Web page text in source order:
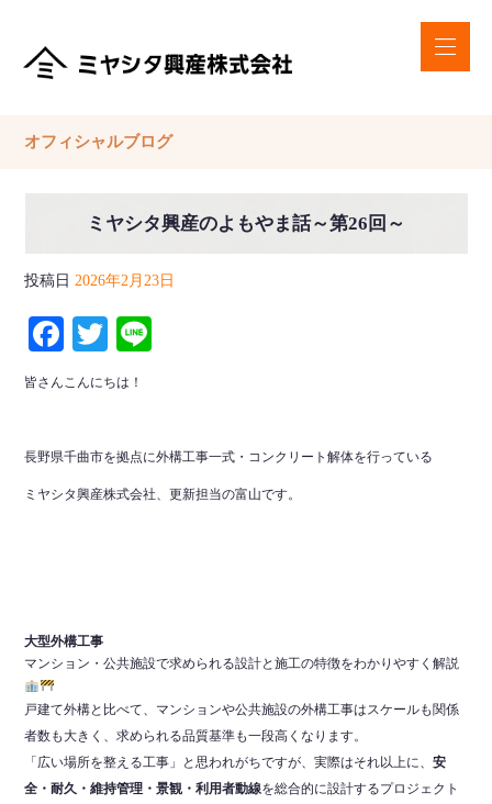
オフィシャルブログ
ミヤシタ興産のよもやま話～第26回～
投稿日 2026年2月23日
Facebook
Twitter
皆さんこんにちは！
長野県千曲市を拠点に外構工事一式・コンクリート解体を行っている
ミヤシタ興産株式会社、更新担当の富山です。
大型外構工事
マンション・公共施設で求められる設計と施工の特徴をわかりやすく解説
戸建て外構と比べて、マンションや公共施設の外構工事はスケールも関係
者数も大きく、求められる品質基準も一段高くなります。
「広い場所を整える工事」と思われがちですが、実際はそれ以上に、安
全・耐久・維持管理・景観・利用者動線を総合的に設計するプロジェクト